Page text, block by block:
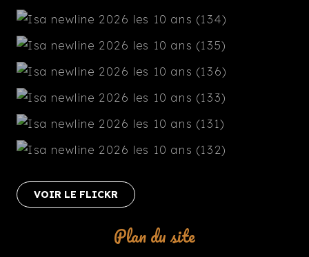
VOIR LE FLICKR
Plan du site